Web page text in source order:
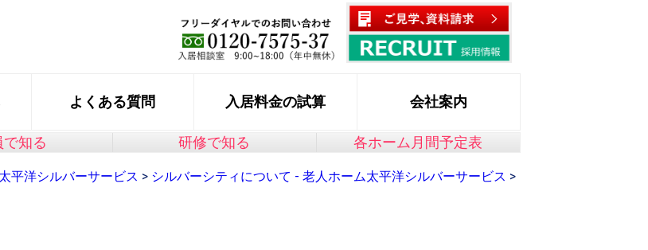
よくある質問 入居料金の試算 会社案内
で知る 研修で知る 各ホーム月間予定表
平洋シルバーサービス > シルバーシティについて - 老人ホーム太平洋シルバーサービス >